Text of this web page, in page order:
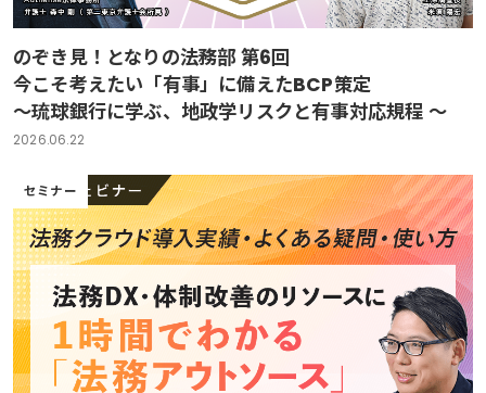
のぞき見！となりの法務部 第6回
今こそ考えたい「有事」に備えたBCP策定
～琉球銀行に学ぶ、地政学リスクと有事対応規程 ～
2026.06.22
セミナー